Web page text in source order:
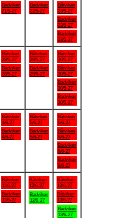
Badviken
21/5-27
Badviken
22/5-27
Båtviken
23/5-27
Badviken
23/5-27
Badviken
23/5-27
Båtviken
28/5-27
Badviken
28/5-27
Båtviken
29/5-27
Badviken
29/5-27
Båtviken
30/5-27
Båtviken
30/5-27
Badviken
30/5-27
Badviken
30/5-27
Båtviken
4/6-27
Badviken
4/6-27
Båtviken
5/6-27
Badviken
5/6-27
Båtviken
6/6-27
Båtviken
6/6-27
Badviken
6/6-27
Badviken
6/6-27
Båtviken
11/6-27
Badviken
11/6-27
Båtviken
12/6-27
Badviken
12/6-27
Båtviken
13/6-27
Båtviken
13/6-27
Badviken
13/6-27